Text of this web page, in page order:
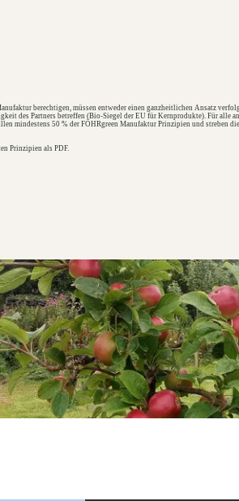
berechtigen, müssen entweder einen ganzheitlichen Ansatz
des Partners betreffen (Bio-Siegel der EU für Kernprodukte). Für alle
mindestens 50 % der FÖHRgreenManufaktur Prinzipien und streben
Prinzipien als PDF.